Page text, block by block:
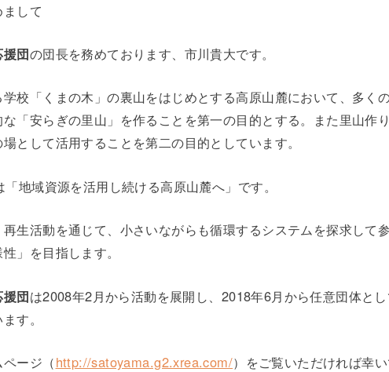
して
団の団長を務めております、市川貴大です。
校「くまの木」の裏山をはじめとする高原山麓において、多く
「安らぎの里山」を作ることを第一の目的とする。また里山作
として活用することを第二の目的としています。
地域資源を活用し続ける高原山麓へ」です。
生活動を通じて、小さいながらも循環するシステムを探求して
」を目指します。
団は2008年2月から活動を展開し、2018年6月から任意団体と
す。
ージ（http://satoyama.g2.xrea.com/）をご覧いただければ幸い